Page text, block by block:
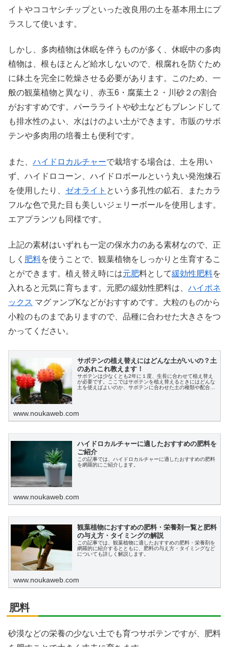
イトやココヤシチップといった改良用の土を基本用土にプ
ラスして使います。
しかし、多肉植物は休眠を伴うものが多く、休眠中の多肉
植物は、根もほとんど給水しないので、根腐れを防ぐため
に鉢土を完全に乾燥させる必要があります。このため、一
般の観葉植物と異なり、赤玉6・腐葉土２・川砂２の割合
がおすすめです。パーラライトや砂土などもブレンドして
も排水性のよい、水はけのよい土ができます。市販のサボ
テンや多肉用の培養土も便利です。
また、 ハイドロカルチャーで栽培する場合は、土を用い
ず、ハイドロコーン、ハイドロボールという丸い発泡煉石
を使用したり、 ゼオライト という多孔性の鉱石、またカラ
フルな色で見た目も美しいジェリーボールを使用します。
エアプランツも同様です。
上記の素材はいずれも一定の保水力のある素材なので、正
しく 肥料を使うことで、観葉植物をしっかりと生育するこ
とができます。植え替え時には元肥料として緩効性肥料を
入れると元気に育ちます。元肥の緩効性肥料は、 ハイポネ
ックス マグァンプKなどがおすすめです。大粒のものから
小粒のものまでありますので、品種に合わせた大きさをつ
かってください。
サボテンの植え替えにはどんな土がいいの？土
のあれこれ教えます！
サボテンは少なくとも2年に１度、生長に合わせて植え替え
が必要です。ここではサボテンを植え替えるときにはどんな
土を使えばよいのか、サボテンに合わせた土の種類や配合に
www.noukaweb.com
ハイドロカルチャーに適したおすすめの肥料を
ご紹介
この記事では、ハイドロカルチャーに適したおすすめの肥料
を網羅的にご紹介します。
www.noukaweb.com
観葉植物におすすめの肥料・栄養剤一覧と肥料
の与え方・タイミングの解説
この記事では、観葉植物に適したおすすめの肥料・栄養剤を
網羅的に紹介するとともに、肥料の与え方・タイミングなど
についても詳しく解説します。
www.noukaweb.com
肥料
砂漠などの栄養の少ない土でも育つサボテンですが、肥料